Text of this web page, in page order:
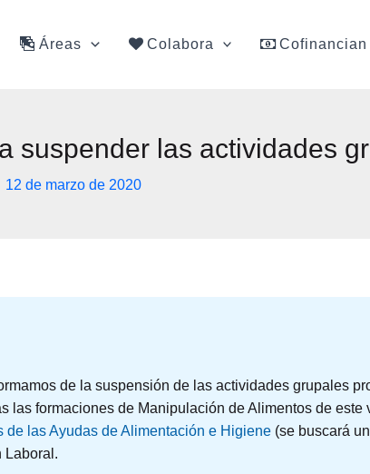
Áreas Colabora Cofinancian
suspender las actividades
12 de marzo de 2020
de la suspensión de las actividades grupales
las formaciones de Manipulación de Alimentos de este
de las Ayudas de Alimentación e Higiene(se buscará
Laboral.